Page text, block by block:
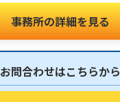
事務所の詳細を見る
お問合わせはこちらから